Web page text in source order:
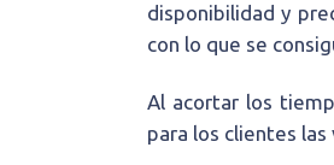
disponibilidad y
con lo que se
Al acortar los
para los clientes